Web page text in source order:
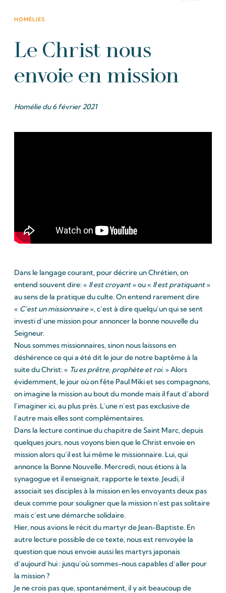
HOMÉLIES
Le Christ nous
envoie en mission
Homélie du 6 février 2021
Dans le langage courant, pour décrire un Chrétien, on
entend souvent dire: « Il est croyant» ou « Il est pratiquant»
au sens de la pratique du culte. On entend rarement dire
« C’est un missionnaire», c’est à dire quelqu’un qui se sent
investi d’une mission pour annoncer la bonne nouvelle du
Seigneur.
Nous sommes missionnaires, sinon nous laissons en
déshérence ce qui a été dit le jour de notre baptême à la
suite du Christ: « Tu es prêtre, prophète et roi. » Alors
évidemment, le jour où on fête Paul Miki et ses compagnons,
on imagine la mission au bout du monde mais il faut d’abord
l’imaginer ici, au plus près. L’une n’est pas exclusive de
l’autre mais elles sont complémentaires.
Dans la lecture continue du chapitre de Saint Marc, depuis
quelques jours, nous voyons bien que le Christ envoie en
mission alors qu’il est lui même le missionnaire. Lui, qui
annonce la Bonne Nouvelle. Mercredi, nous étions à la
synagogue et il enseignait, rapporte le texte. Jeudi, il
associait ses disciples à la mission en les envoyants deux pas
deux comme pour souligner que la mission n’est pas solitaire
mais c’est une démarche solidaire.
Hier, nous avions le récit du martyr de Jean-Baptiste. En
autre lecture possible de ce texte, nous est renvoyée la
question que nous envoie aussi les martyrs japonais
d’aujourd’hui : jusqu’où sommes-nous capables d’aller pour
la mission ?
Je ne crois pas que, spontanément, il y ait beaucoup de